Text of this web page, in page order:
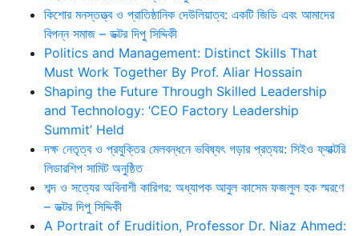
কিশোর মনস্তত্ত্ব ও প্রাতিষ্ঠানিক দেউলিয়াত্ব: একটি জিডি এবং আমাদের
বিপন্ন সমাজ – ডক্টর দিপু সিদ্দিকী
Politics and Management: Distinct Skills That
Must Work Together By Prof. Aliar Hossain
Shaping the Future Through Skilled Leadership
and Technology: ‘CEO Factory Leadership
Summit’ Held
দক্ষ নেতৃত্ব ও প্রযুক্তির মেলবন্ধনে ভবিষ্যৎ গড়ার প্রত্যয়: সিইও ফ্যাক্টরি
লিডারশিপ সামিট অনুষ্ঠিত
শব্দ ও সত্যের অবিনাশী কারিগর: অধ্যাপক আবুল কাসেম ফজলুল হক স্মরণে
– ডক্টর দিপু সিদ্দিকী
A Portrait of Erudition, Professor Dr. Niaz Ahmed: